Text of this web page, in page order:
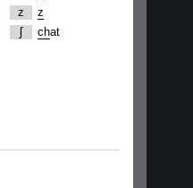
z
z
ʃ
chat